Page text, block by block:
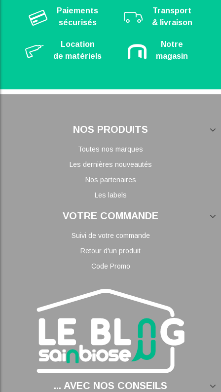
Paiements
sécurisés
Transport
& livraison
Location
de matériels
Notre
magasin
NOS PRODUITS
Toutes nos marques
Les dernières nouveautés
Nos partenaires
Les labels
VOTRE COMMANDE
Suivi de votre commande
Retour d'un produit
Code Promo
... AVEC NOS CONSEILS